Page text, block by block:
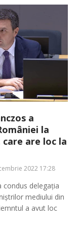
a
la
care are loc la
2022 17:28
condus delegația
mediului din
a avut loc